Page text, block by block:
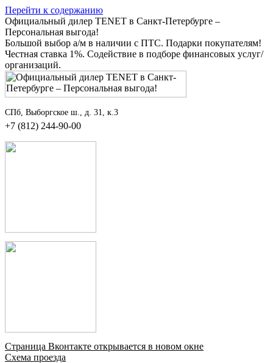
Перейти к содержанию
Официальный дилер TENET в Санкт-Петербурге –
Персональная выгода!
Большой выбор а/м в наличии с ПТС. Подарки покупателям!
Честная ставка 1%. Содействие в подборе финансовых услуг/
организаций.
СПб, Выборгское ш., д. 31, к.3
+7 (812) 244-90-00
Страница Вконтакте открывается в новом окне
Схема проезда